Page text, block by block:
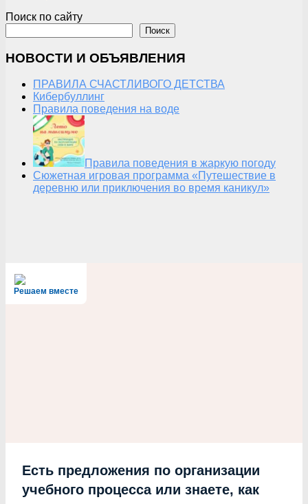
Поиск по сайту
Поиск
НОВОСТИ И ОБЪЯВЛЕНИЯ
ПРАВИЛА СЧАСТЛИВОГО ДЕТСТВА
Кибербуллинг
Правила поведения на воде
Правила поведения в жаркую погоду
Сюжетная игровая программа «Путешествие в
деревню или приключения во время каникул»
Решаем вместе
Есть предложения по организации
учебного процесса или знаете, как